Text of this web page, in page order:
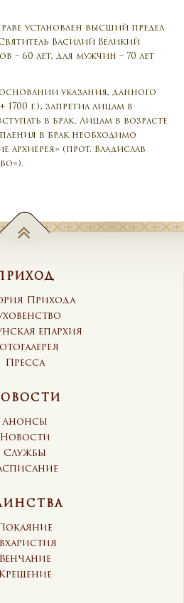
установлен высший предел
Василий Великий
– 60 лет, для мужчин – 70 лет
указания, данного
г.), запретил лицам в
в брак. Лицам в возрасте
в брак необходимо
архиерея» (прот. Владислав
Прихода
епархия
Пресса
Анонсы
Новости
Службы
Венчание
Крещение